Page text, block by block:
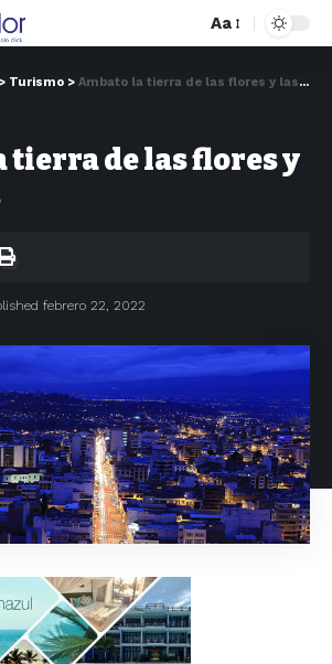
Aa
> Turismo > Ambato la tierra de las flores y las frutas
tierra de las flores y
febrero 22, 2022